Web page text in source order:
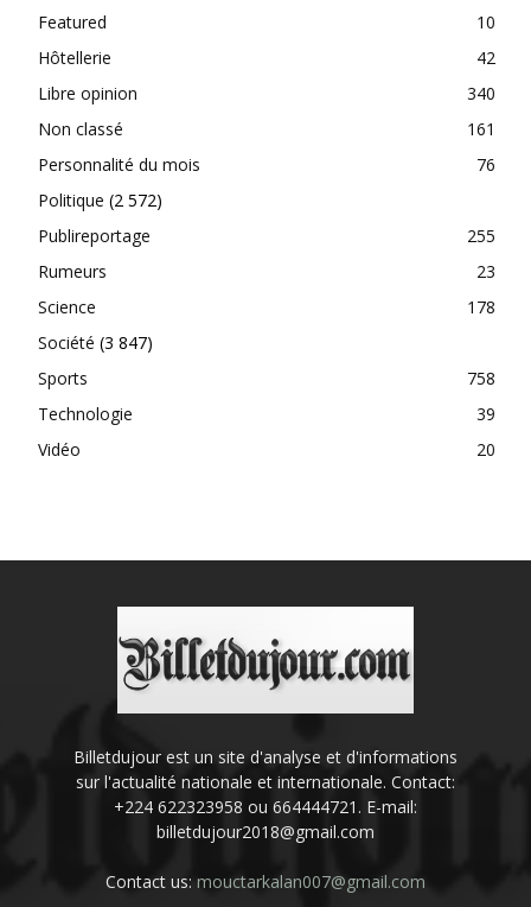
Featured
10
Hôtellerie
42
Libre opinion
340
Non classé
161
Personnalité du mois
76
Politique (2 572)
Publireportage
255
Rumeurs
23
Science
178
Société (3 847)
Sports
758
Technologie
39
Vidéo
20
Billetdujour est un site d'analyse et d'informations
sur l'actualité nationale et internationale. Contact:
+224 622323958 ou 664444721. E-mail:
billetdujour2018@gmail.com
Contact us: mouctarkalan007@gmail.com